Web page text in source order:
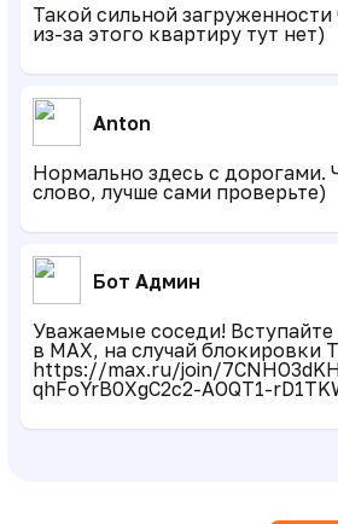
Бот Админ
Уважаемые соседи! Вступайте
в MAX, на случай блокировки
https://max.ru/join/
qhFoYrB0XgC2c2-AOQT1-
Anton
Нормально здесь с дорогами.
слово, лучше сами проверьте)
Такой сильной
из-за этого квартиру тут нет)